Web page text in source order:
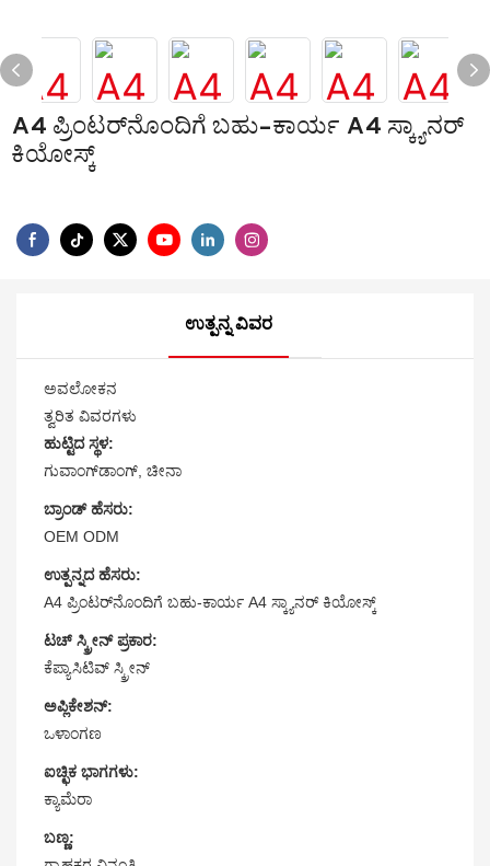
A4 ಪ್ರಿಂಟರ್‌ನೊಂದಿಗೆ ಬಹು-ಕಾರ್ಯ A4 ಸ್ಕ್ಯಾನರ್
ಕಿಯೋಸ್ಕ್
ಉತ್ಪನ್ನ ವಿವರ
ಅವಲೋಕನ
ತ್ವರಿತ ವಿವರಗಳು
ಹುಟ್ಟಿದ ಸ್ಥಳ:
ಗುವಾಂಗ್‌ಡಾಂಗ್, ಚೀನಾ
ಬ್ರಾಂಡ್ ಹೆಸರು:
OEM ODM
ಉತ್ಪನ್ನದ ಹೆಸರು:
A4 ಪ್ರಿಂಟರ್‌ನೊಂದಿಗೆ ಬಹು-ಕಾರ್ಯ A4 ಸ್ಕ್ಯಾನರ್ ಕಿಯೋಸ್ಕ್
ಟಚ್ ಸ್ಕ್ರೀನ್ ಪ್ರಕಾರ:
ಕೆಪ್ಯಾಸಿಟಿವ್ ಸ್ಕ್ರೀನ್
ಅಪ್ಲಿಕೇಶನ್:
ಒಳಾಂಗಣ
ಐಚ್ಛಿಕ ಭಾಗಗಳು:
ಕ್ಯಾಮೆರಾ
ಬಣ್ಣ: